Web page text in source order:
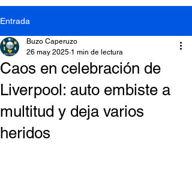
Entrada
Caos en celebración de
Liverpool: auto embiste a
multitud y deja varios
heridos
Buzo Caperuzo
26 may 2025 1 min de lectura